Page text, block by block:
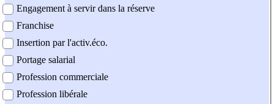
Engagement à servir dans la réserve
Franchise
Insertion par l'activ.éco.
Portage salarial
Profession commerciale
Profession libérale